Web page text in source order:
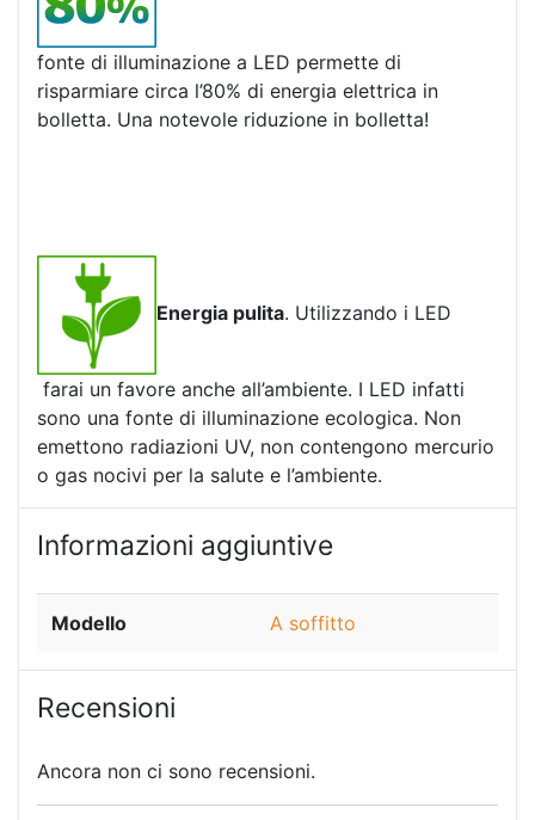
fonte di illuminazione a LED permette di
risparmiare circa l’80% di energia elettrica in
bolletta. Una notevole riduzione in bolletta!
Energia pulita. Utilizzando i LED
farai un favore anche all’ambiente. I LED infatti
sono una fonte di illuminazione ecologica. Non
emettono radiazioni UV, non contengono mercurio
o gas nocivi per la salute e l’ambiente.
Informazioni aggiuntive
Modello A soffitto
Recensioni
Ancora non ci sono recensioni.